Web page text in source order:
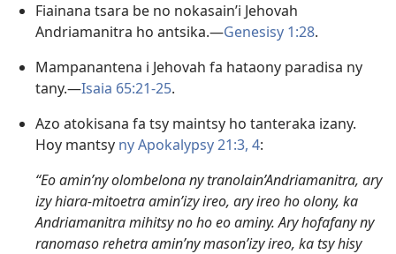
Fiainana tsara be no nokasain’i Jehovah
Andriamanitra ho antsika.—Genesisy 1:28.
Mampanantena i Jehovah fa hataony paradisa ny
tany.—Isaia 65:21-25.
Azo atokisana fa tsy maintsy ho tanteraka izany.
Hoy mantsy ny Apokalypsy 21:3, 4:
“Eo amin’ny olombelona ny tranolain’Andriamanitra, ary
izy hiara-mitoetra amin’izy ireo, ary ireo ho olony, ka
Andriamanitra mihitsy no ho eo aminy. Ary hofafany ny
ranomaso rehetra amin’ny mason’izy ireo, ka tsy hisy